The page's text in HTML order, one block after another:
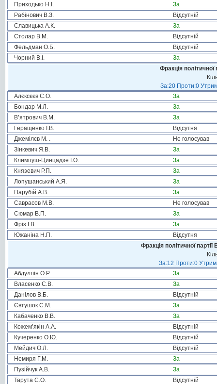
Приходько Н.І.
За
Рабінович В.З.
Відсутній
Славицька А.К.
За
Столар В.М.
Відсутній
Фельдман О.Б.
Відсутній
Чорний В.І.
За
Фракція
За:20 Проти:0
Алєксєєв С.О.
За
Бондар М.Л.
За
В’ятрович В.М.
За
Геращенко І.В.
Відсутня
Джемілєв М. .
Не голосував
Зінкевич Я.В.
За
Климпуш-Цинцадзе І.О.
За
Князевич Р.П.
За
Лопушанський А.Я.
За
Парубій А.В.
За
Саврасов М.В.
Не голосував
Сюмар В.П.
За
Фріз І.В.
За
Южаніна Н.П.
Відсутня
Фракція політичної
За:12 Проти:0
Абдуллін О.Р.
За
Власенко С.В.
За
Данілов В.Б.
Відсутній
Євтушок С.М.
За
Кабаченко В.В.
За
Кожем’якін А.А.
Відсутній
Кучеренко О.Ю.
Відсутній
Мейдич О.Л.
Відсутній
Немиря Г.М.
За
Пузійчук А.В.
За
Тарута С.О.
Відсутній